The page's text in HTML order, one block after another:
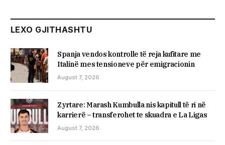
LEXO GJITHASHTU
Spanja vendos kontrolle të reja kufitare me
Italinë mes tensioneve për emigracionin
August 7, 2026
Zyrtare: Marash Kumbulla nis kapitull të ri në
karrierë – transferohet te skuadra e La Ligas
August 7, 2026